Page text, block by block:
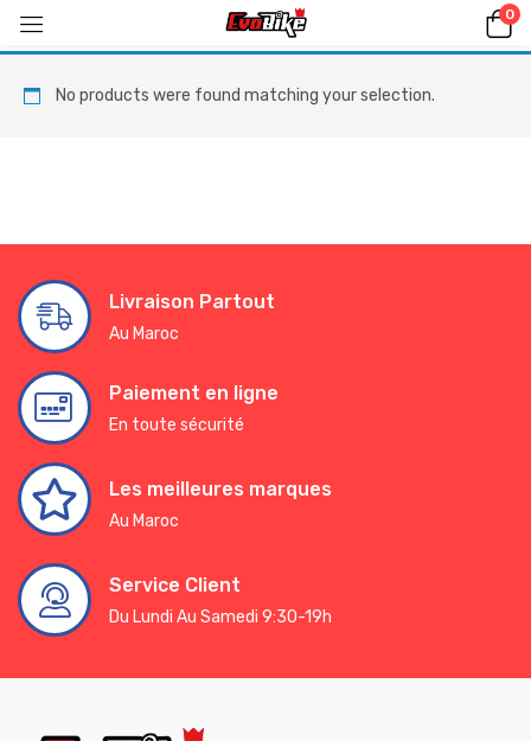
0
No products were found matching your selection.
Livraison Partout
Au Maroc
Paiement en ligne
En toute sécurité
Les meilleures marques
Au Maroc
Service Client
Du Lundi Au Samedi 9:30-19h